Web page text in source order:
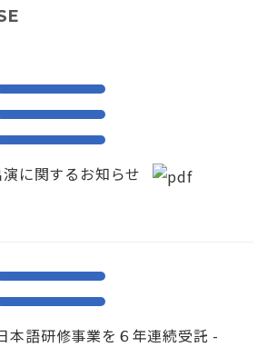
に関するお知らせ
本語研修事業を６年連続受託 -